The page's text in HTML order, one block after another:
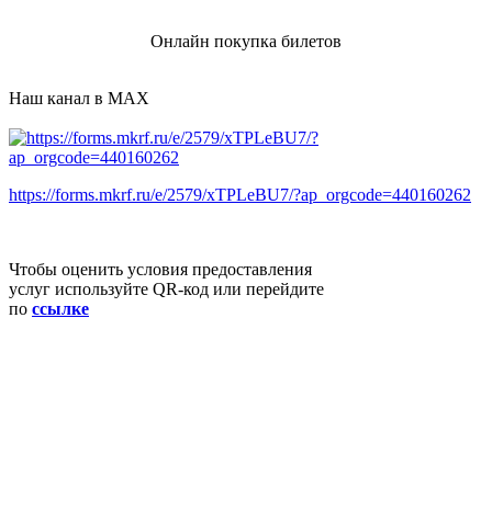
Онлайн покупка билетов
Наш канал в MAX
https://forms.mkrf.ru/e/2579/xTPLeBU7/?ap_orgcode=440160262
Чтобы оценить условия предоставления
услуг используйте QR-код или перейдите
по ссылке